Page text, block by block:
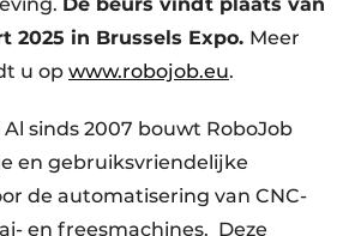
2025 in Brussels Expo. Meer
u op www.robojob.eu.
Al sinds 2007 bouwt RoboJob
en gebruiksvriendelijke
de automatisering van CNC-
en freesmachines. Deze